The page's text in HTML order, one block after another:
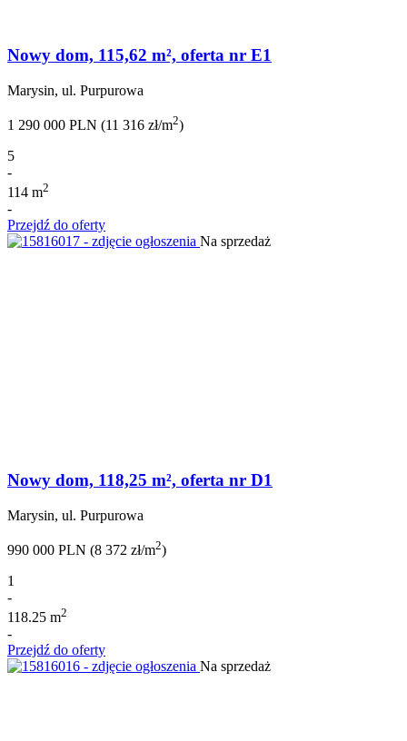
Nowy dom, 115,62 m², oferta nr E1
Marysin, ul. Purpurowa
1 290 000 PLN (11 316 zł/m2)
5
-
114 m2
-
Przejdź do oferty
Na sprzedaż
Nowy dom, 118,25 m², oferta nr D1
Marysin, ul. Purpurowa
990 000 PLN (8 372 zł/m2)
1
-
118.25 m2
-
Przejdź do oferty
Na sprzedaż